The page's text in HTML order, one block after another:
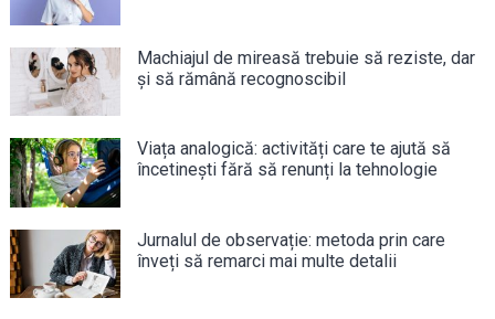
Machiajul de mireasă trebuie să reziste, dar
și să rămână recognoscibil
Viața analogică: activități care te ajută să
încetinești fără să renunți la tehnologie
Jurnalul de observație: metoda prin care
înveți să remarci mai multe detalii